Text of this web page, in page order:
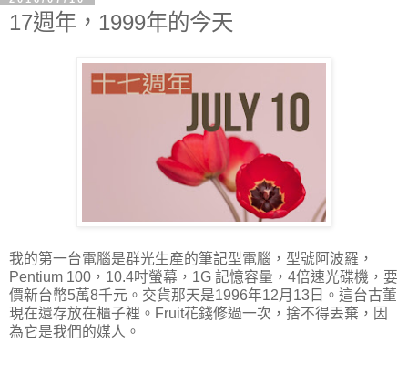
17週年，1999年的今天
我的第一台電腦是群光生產的筆記型電腦，型號阿波羅，
Pentium 100，10.4吋螢幕，1G 記憶容量，4倍速光碟機，要
價新台幣5萬8千元。交貨那天是1996年12月13日。這台古董
現在還存放在櫃子裡。Fruit花錢修過一次，捨不得丟棄，因
為它是我們的媒人。